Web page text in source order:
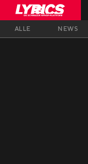
ALLE NEWS